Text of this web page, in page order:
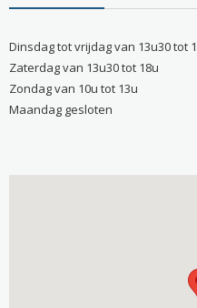
Dinsdag tot vrijdag van 13u30 tot
Zaterdag van 13u30 tot 18u
Zondag van 10u tot 13u
Maandag gesloten